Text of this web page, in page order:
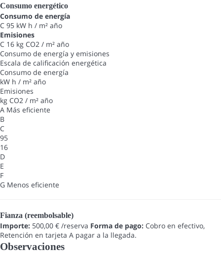
Consumo energético
Consumo de energía
C 95 kW h / m² año
Emisiones
C 16 kg CO2 / m² año
Consumo de energía y emisiones
Escala de calificación energética
Consumo de energía
kW h / m² año
Emisiones
kg CO2 / m² año
A Más eficiente
B
C
95
16
D
E
F
G Menos eficiente
Fianza (reembolsable)
Importe: 500,00 € /reserva Forma de pago: Cobro en efectivo,
Retención en tarjeta A pagar a la llegada.
Observaciones